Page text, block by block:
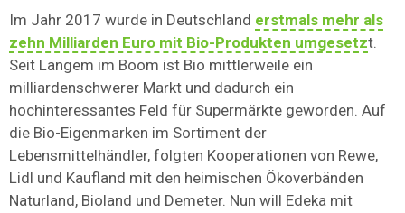
Im Jahr 2017 wurde in Deutschland erstmals mehr als
zehn Milliarden Euro mit Bio-Produkten umgesetzt.
Seit Langem im Boom ist Bio mittlerweile ein
milliardenschwerer Markt und dadurch ein
hochinteressantes Feld für Supermärkte geworden. Auf
die Bio-Eigenmarken im Sortiment der
Lebensmittelhändler, folgten Kooperationen von Rewe,
Lidl und Kaufland mit den heimischen Ökoverbänden
Naturland, Bioland und Demeter. Nun will Edeka mit